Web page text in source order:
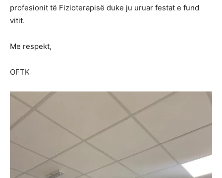
profesionit të Fizioterapisë duke ju uruar festat e fund
vitit.
Me respekt,
OFTK